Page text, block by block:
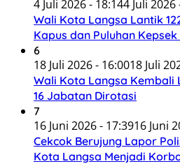
4 Juli 2026 - 18:144 Juli 2026
Wali Kota Langsa Lantik
Kapus dan Puluhan
6
18 Juli 2026 - 16:0018 Juli
Wali Kota Langsa Kembali
16 Jabatan Dirotasi
7
16 Juni 2026 - 17:3916 Juni
Cekcok Berujung Lapor
Kota Langsa Menjadi